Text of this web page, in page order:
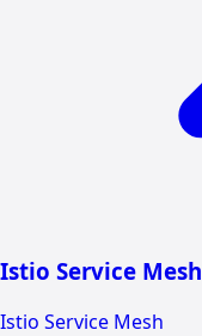
Istio Service Mesh
Istio Service Mesh